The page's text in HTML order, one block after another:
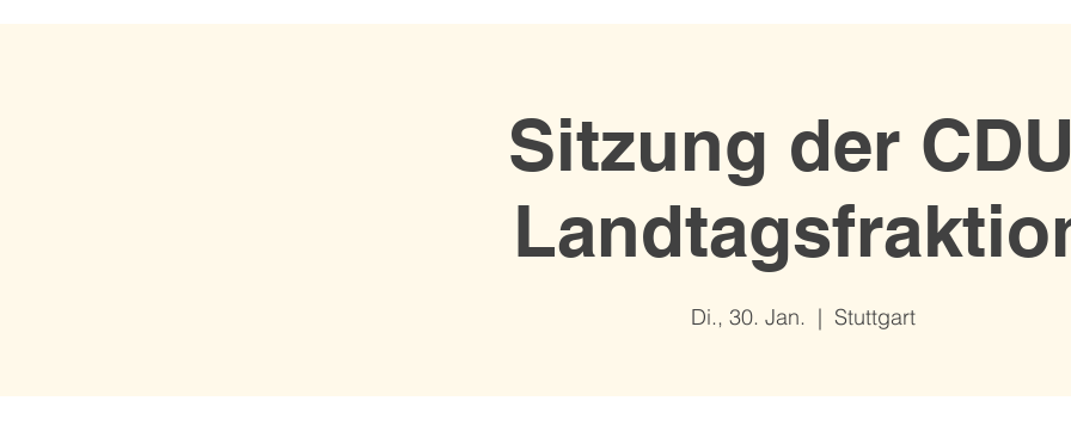
Sitzung der
Di., 30. Jan.
  |
Stuttgart